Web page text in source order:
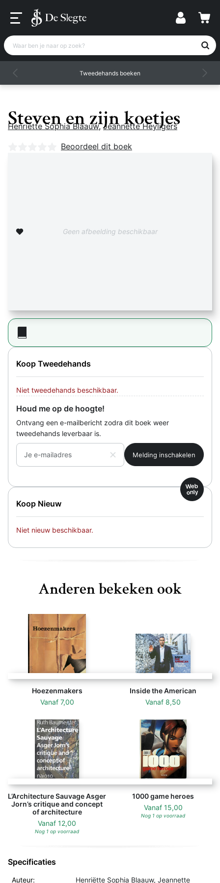
Waar ben je naar op zoek?
Tweedehands boeken
Steven en zijn koetjes
Henriëtte Sophia Blaauw,Jeannette Heyligers
Nog geen beoordelingen
Beoordeel dit boek
Geen afbeelding beschikbaar
Koop Tweedehands
Niet tweedehands beschikbaar.
Houd me op de hoogte!
Ontvang een e-mailbericht zodra dit boek weer
tweedehands leverbaar is.
Je e-mailadres
Koop Nieuw
Web
only
Niet nieuw beschikbaar.
Anderen bekeken ook
Hoezenmakers
Vanaf 7,00
Inside the American
Vanaf 8,50
L’Architecture Sauvage Asger
Jorn’s critique and concept
of architecture
Vanaf 12,00
Nog 1 op voorraad
1000 game heroes
Vanaf 15,00
Nog 1 op voorraad
Specificaties
Auteur: Henriëtte Sophia Blaauw, Jeannette